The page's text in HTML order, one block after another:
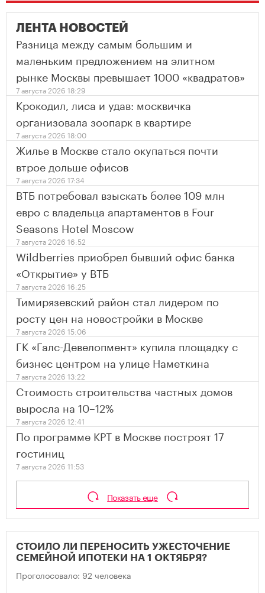
ЛЕНТА НОВОСТЕЙ
Разница между самым большим и
маленьким предложением на элитном
рынке Москвы превышает 1000 «квадратов»
7 августа 2026 18:29
Крокодил, лиса и удав: москвичка
организовала зоопарк в квартире
7 августа 2026 18:00
Жилье в Москве стало окупаться почти
втрое дольше офисов
7 августа 2026 17:34
ВТБ потребовал взыскать более 109 млн
евро с владельца апартаментов в Four
Seasons Hotel Moscow
7 августа 2026 16:52
Wildberries приобрел бывший офис банка
«Открытие» у ВТБ
7 августа 2026 16:25
Тимирязевский район стал лидером по
росту цен на новостройки в Москве
7 августа 2026 15:06
ГК «Галс-Девелопмент» купила площадку с
бизнес центром на улице Наметкина
7 августа 2026 13:22
Стоимость строительства частных домов
выросла на 10–12%
7 августа 2026 12:41
По программе КРТ в Москве построят 17
гостиниц
7 августа 2026 11:53
Показать еще
СТОИЛО ЛИ ПЕРЕНОСИТЬ УЖЕСТОЧЕНИЕ
СЕМЕЙНОЙ ИПОТЕКИ НА 1 ОКТЯБРЯ?
Проголосовало: 92 человека